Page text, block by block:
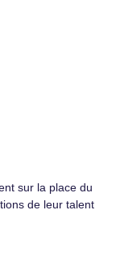
sur la place du
de leur talent